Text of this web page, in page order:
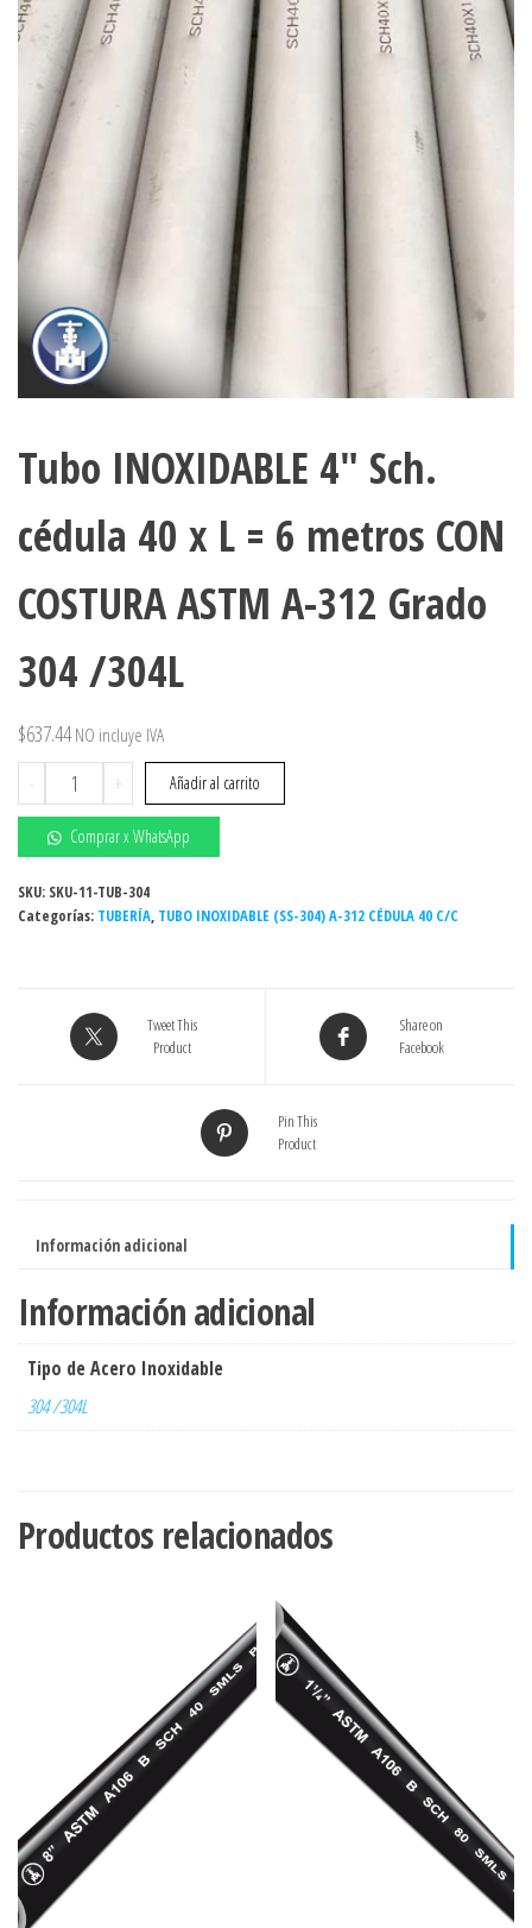
GRADO 304 /304L - TACHEN
ACT. 08-25)
/304L
Tubo INOXIDABLE 4″ Sch.
cédula 40 x L = 6 metros CON
COSTURA ASTM A-312 Grado
304 /304L
$637.44 NO incluye IVA
-
Tubo
INOXIDABLE
4"
Sch.
cédula
40
metros
304
cantidad
+ Añadir al carrito
Comprar x WhatsApp
SKU: SKU-11-TUB-304
Categorías: TUBERÍA, TUBO INOXIDABLE (SS-304) A-312 CÉDULA 40 C/C
Tweet This
Product
Share on
Facebook
Pin This
Product
Información adicional
Información adicional
Tipo de Acero Inoxidable
304 /304L
Productos relacionados